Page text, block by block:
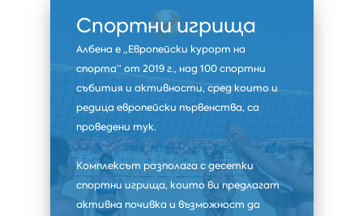
Спортни игрища
Албена е „Европейски курорт на
спорта“ от 2019 г., над 100 спортни
събития и активности, сред които и
редица европейски първенства, са
проведени тук.
Комплексът разполага с десетки
спортни игрища, които ви предлагат
активна почивка и възможност да